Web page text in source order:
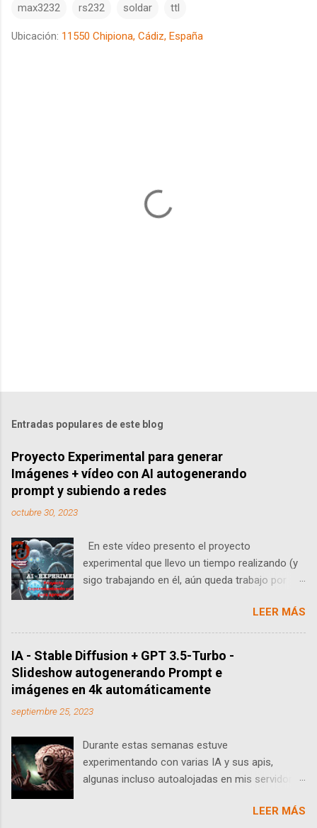
max3232 rs232 soldar ttl
Ubicación: 11550 Chipiona, Cádiz, España
Entradas populares de este blog
Proyecto Experimental para generar
Imágenes + vídeo con AI autogenerando
prompt y subiendo a redes
octubre 30, 2023
En este vídeo presento el proyecto
experimental que llevo un tiempo realizando (y
sigo trabajando en él, aún queda trabajo por
una idea mediante AI partiendo de un sistema
de roles propio con el que generar el prompt
afinando además los parámetros para ese tipo
de imágenes, generar un lote de imágenes con
el prompt obtenido mediante la api "text2img"
https://youtu.be/0ziMV_AkZr8 Antes de
proyecto de forma global existe con el único fin
de experimentar, aprender, ver tecnologías e
integraciones y/o practicar. Posteriormente
LEER MÁS
IA - Stable Diffusion + GPT 3.5-Turbo -
Slideshow autogenerando Prompt e
imágenes en 4k automáticamente
septiembre 25, 2023
Durante estas semanas estuve
experimentando con varias IA y sus apis,
algunas incluso autoalojadas en mis servidores
Stable Diffusion y además probar con misLEER MÁS